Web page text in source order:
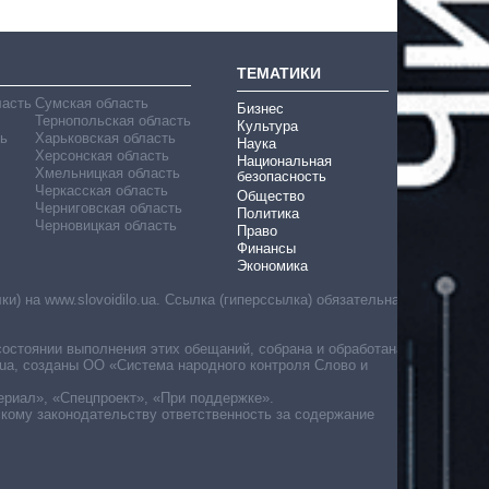
Сумская область
Тернопольская область
Харьковская область
Херсонская область
Хмельницкая область
Черкасская область
Черниговская область
Черновицкая область
ТЕМАТИКИ
Бизнес
Культура
Наука
Национальная
безопасность
Общество
Политика
Право
Финансы
Экономика
на www.slovoidilo.ua. Ссылка (гиперссылка) обязательна
выполнения этих обещаний, собрана и обработана
созданы ОО «Система народного контроля Слово и
«Спецпроект», «При поддержке».
законодательству ответственность за содержание